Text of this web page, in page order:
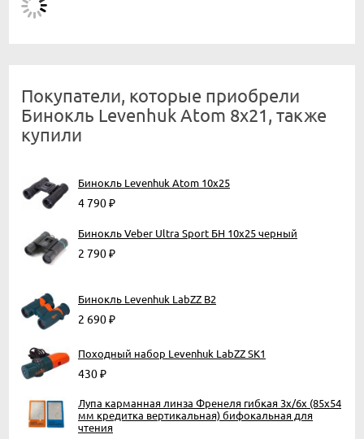
Покупатели, которые приобрели
Бинокль Levenhuk Atom 8x21, также
купили
Бинокль Levenhuk Atom 10x25
4 790₽
Бинокль Veber Ultra Sport БН 10x25 черный
2 790₽
Бинокль Levenhuk LabZZ B2
2 690₽
Походный набор Levenhuk LabZZ SK1
430₽
Лупа карманная линза Френеля гибкая 3х/6х (85х54
мм кредитка вертикальная) бифокальная для
чтения